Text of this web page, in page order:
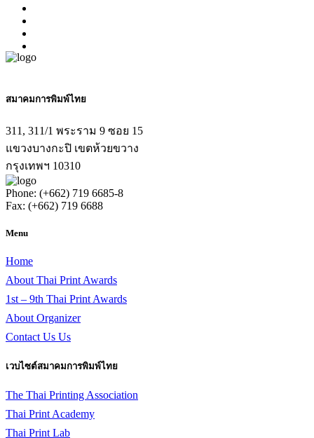
สมาคมการพิมพ์ไทย
311, 311/1 พระราม 9 ซอย 15
แขวงบางกะปิ เขตห้วยขวาง
กรุงเทพฯ 10310
Phone: (+662) 719 6685-8
Fax: (+662) 719 6688
Menu
Home
About Thai Print Awards
1st – 9th Thai Print Awards
About Organizer
Contact Us Us
เวบไซต์สมาคมการพิมพ์ไทย
The Thai Printing Association
Thai Print Academy
Thai Print Lab